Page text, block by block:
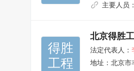
主要人员：
得胜
工程
北京得胜
法定代表人：
地址： 北京市